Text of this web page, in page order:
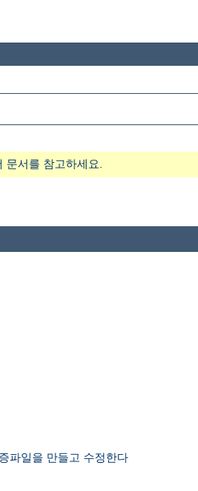
문서를 참고하세요.
파일을 만들고 수정한다